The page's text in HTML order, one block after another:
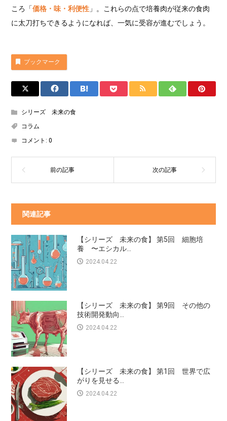
ころ「価格・味・利便性 」。これらの点で培養肉が従来の食肉
に太刀打ちできるようになれば、一気に受容が進むでしょう。
ブックマーク
シリーズ 未来の食
コラム
コメント:0
関連記事
【シリーズ 未来の食】 第5回 細胞培
養 〜エシカル...
2024.04.22
【シリーズ 未来の食】 第9回 その他の
技術開発動向...
2024.04.22
【シリーズ 未来の食】 第1回 世界で広
がりを見せる...
2024.04.22